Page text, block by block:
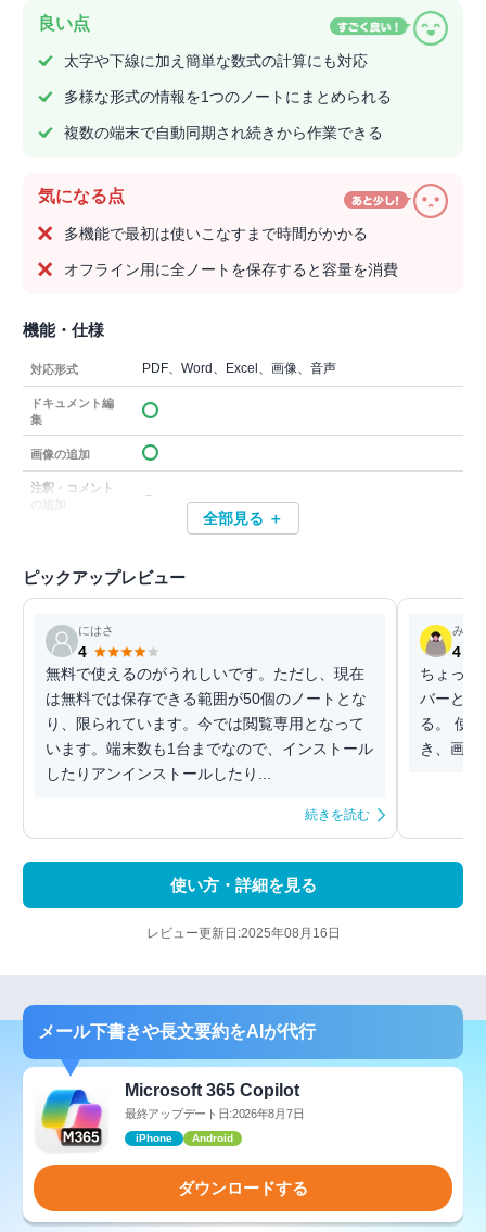
良い点
太字や下線に加え簡単な数式の計算にも対応
多様な形式の情報を1つのノートにまとめられる
複数の端末で自動同期され続きから作業できる
気になる点
多機能で最初は使いこなすまで時間がかかる
オフライン用に全ノートを保存すると容量を消費
機能・仕様
対応形式 PDF、Word、Excel、画像、音声
ドキュメント編
集
画像の追加
注釈・コメント
－
全部見る ＋
ピックアップレビュー
にはさ
4
無料で使えるのがうれしいです。ただし、現在
は無料では保存できる範囲が50個のノートとな
り、限られています。今では閲覧専用となって
います。端末数も1台までなので、インストール
したりアンインストールしたり...
続きを読む
みわ
4
ちょっと
バーとの
る。 使いやすいのが何より。 Webクリップがで
き、画
使い方・詳細を見る
レビュー更新日:2025年08月16日
メール下書きや長文要約をAIが代行
Microsoft 365 Copilot
最終アップデート日:2026年8月7日
iPhone Android
ダウンロードする